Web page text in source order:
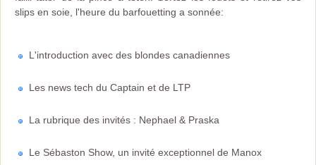
slips en soie, l'heure du barfouetting a sonnée:
L'introduction avec des blondes canadiennes
Les news tech du Captain et de LTP
La rubrique des invités : Nephael & Praska
Le Sébaston Show, un invité exceptionnel de Manox